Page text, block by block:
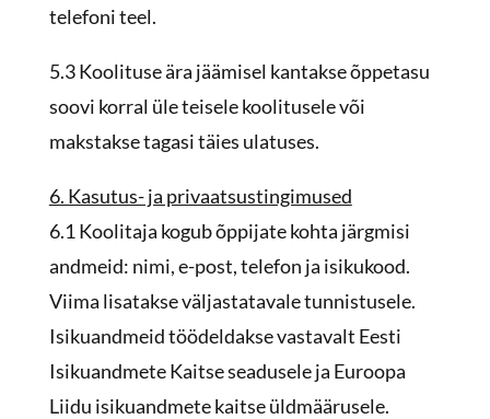
telefoni teel.
5.3 Koolituse ära jäämisel kantakse õppetasu
soovi korral üle teisele koolitusele või
makstakse tagasi täies ulatuses.
6. Kasutus- ja privaatsustingimused
6.1 Koolitaja kogub õppijate kohta järgmisi
andmeid: nimi, e-post, telefon ja isikukood.
Viima lisatakse väljastatavale tunnistusele.
Isikuandmeid töödeldakse vastavalt Eesti
Isikuandmete Kaitse seadusele ja Euroopa
Liidu isikuandmete kaitse üldmäärusele.